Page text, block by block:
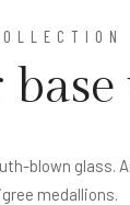
blown glass.
medallions.